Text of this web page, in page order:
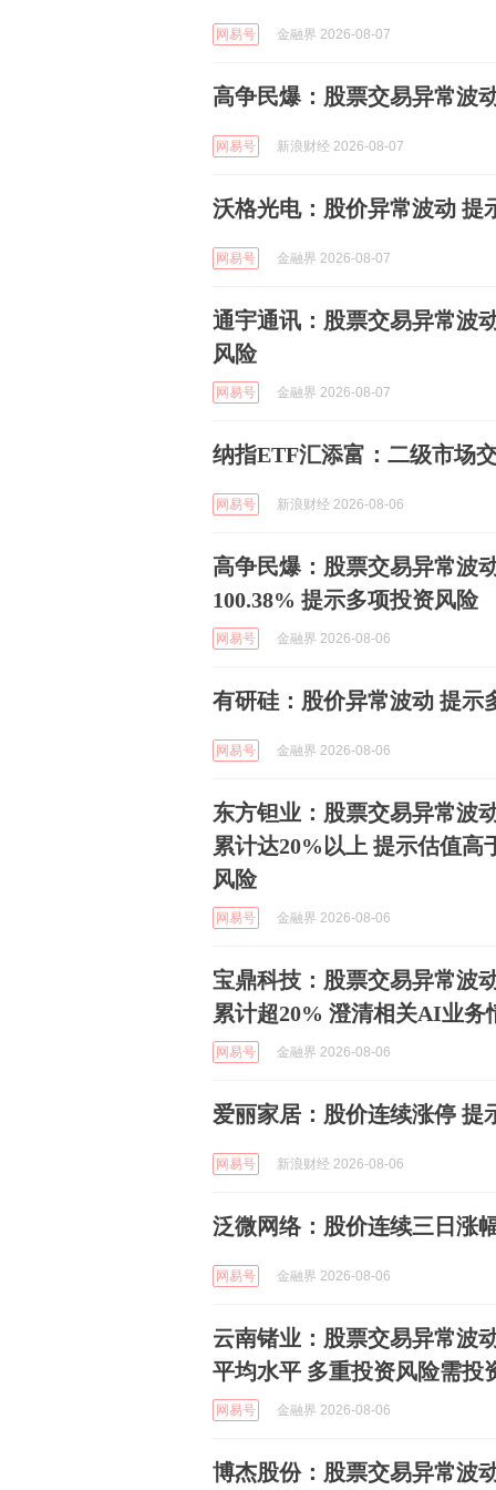
网易号 金融界 2026-08-07
高争民爆：股票交易异常波
网易号 新浪财经 2026-08-07
沃格光电：股价异常波动 提
网易号 金融界 2026-08-07
通宇通讯：股票交易异常波
风险
网易号 金融界 2026-08-07
纳指ETF汇添富：二级市场
网易号 新浪财经 2026-08-06
高争民爆：股票交易异常波
100.38% 提示多项投资风险
网易号 金融界 2026-08-06
有研硅：股价异常波动 提示
网易号 金融界 2026-08-06
东方钽业：股票交易异常波
累计达20%以上 提示估值
风险
网易号 金融界 2026-08-06
宝鼎科技：股票交易异常波
累计超20% 澄清相关AI业务
网易号 金融界 2026-08-06
爱丽家居：股价连续涨停 提
网易号 新浪财经 2026-08-06
泛微网络：股价连续三日涨
网易号 金融界 2026-08-06
云南锗业：股票交易异常波
平均水平 多重投资风险需投
网易号 金融界 2026-08-06
博杰股份：股票交易异常波